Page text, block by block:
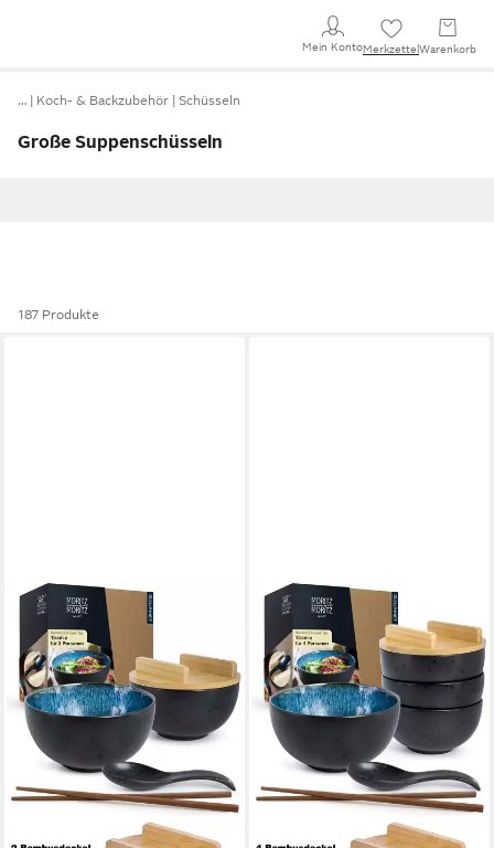
Mein KontoMerkzettel Warenkorb
… Koch- & Backzubehör Schüsseln
Große Suppenschüsseln
187 Produkte